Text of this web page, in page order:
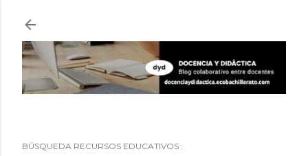
BÚSQUEDA RECURSOS EDUCATIVOS :